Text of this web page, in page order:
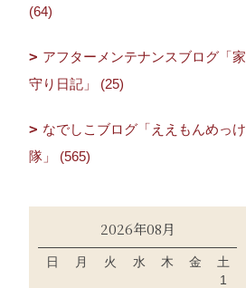
(64)
アフターメンテナンスブログ「家
守り日記」 (25)
なでしこブログ「ええもんめっけ
隊」 (565)
2026年08月
日 月 火 水 木 金
土
1